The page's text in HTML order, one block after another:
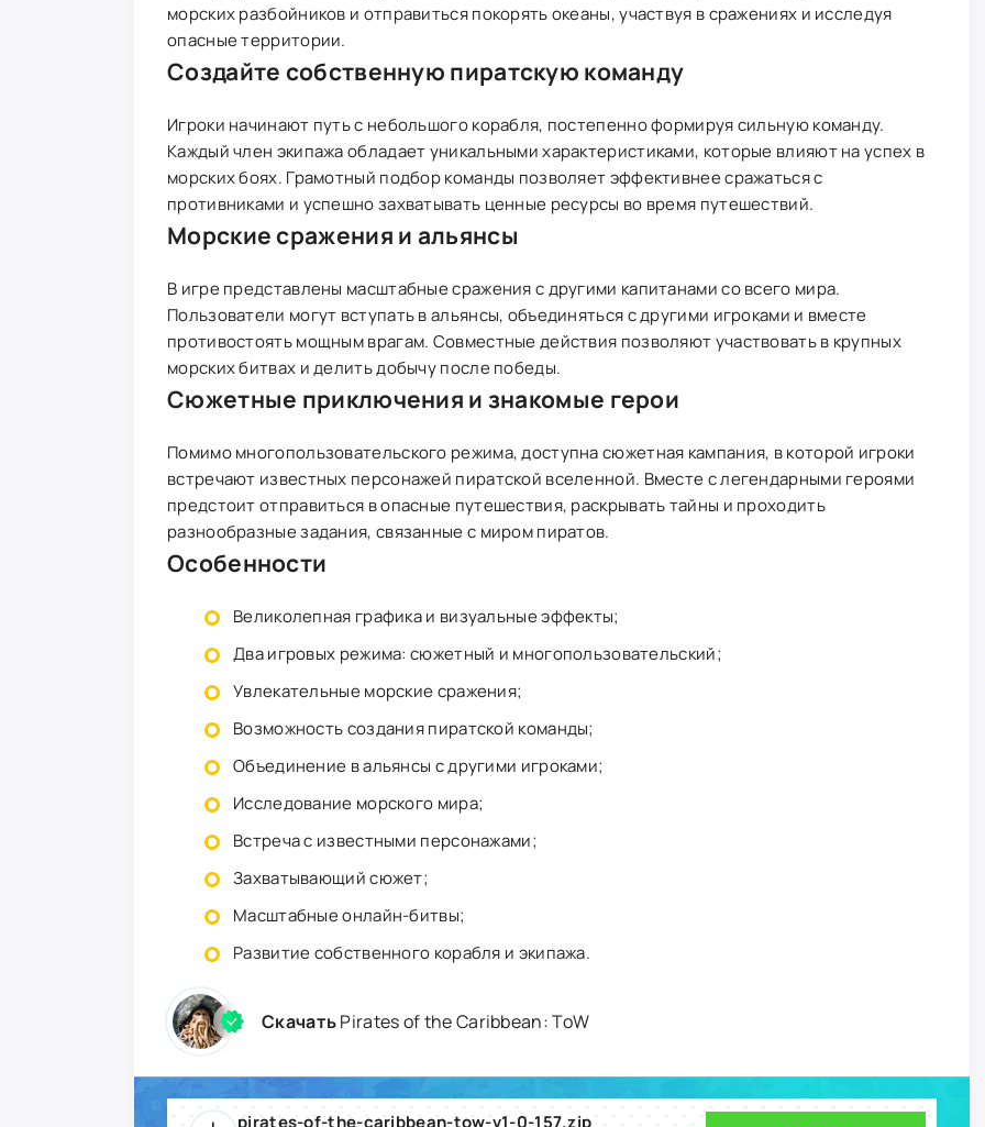
морских разбойников и отправиться покорять океаны, участвуя в сражениях и исследуя
опасные территории.
Создайте собственную пиратскую команду
Игроки начинают путь с небольшого корабля, постепенно формируя сильную команду.
Каждый член экипажа обладает уникальными характеристиками, которые влияют на успех в
морских боях. Грамотный подбор команды позволяет эффективнее сражаться с
противниками и успешно захватывать ценные ресурсы во время путешествий.
Морские сражения и альянсы
В игре представлены масштабные сражения с другими капитанами со всего мира.
Пользователи могут вступать в альянсы, объединяться с другими игроками и вместе
противостоять мощным врагам. Совместные действия позволяют участвовать в крупных
морских битвах и делить добычу после победы.
Сюжетные приключения и знакомые герои
Помимо многопользовательского режима, доступна сюжетная кампания, в которой игроки
встречают известных персонажей пиратской вселенной. Вместе с легендарными героями
предстоит отправиться в опасные путешествия, раскрывать тайны и проходить
разнообразные задания, связанные с миром пиратов.
Особенности
Великолепная графика и визуальные эффекты;
Два игровых режима: сюжетный и многопользовательский;
Увлекательные морские сражения;
Возможность создания пиратской команды;
Объединение в альянсы с другими игроками;
Исследование морского мира;
Встреча с известными персонажами;
Захватывающий сюжет;
Масштабные онлайн-битвы;
Развитие собственного корабля и экипажа.
СкачатьPirates of the Caribbean: ToW
pirates-of-the-caribbean-tow-v1-0-157.zip